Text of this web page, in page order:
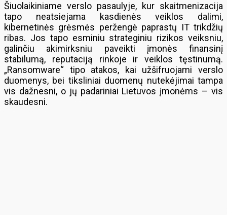
Šiuolaikiniame verslo pasaulyje, kur skaitmenizacija
tapo neatsiejama kasdienės veiklos dalimi,
kibernetinės grėsmės peržengė paprastų IT trikdžių
ribas. Jos tapo esminiu strateginiu rizikos veiksniu,
galinčiu akimirksniu paveikti įmonės finansinį
stabilumą, reputaciją rinkoje ir veiklos tęstinumą.
„Ransomware“ tipo atakos, kai užšifruojami verslo
duomenys, bei tiksliniai duomenų nutekėjimai tampa
vis dažnesni, o jų padariniai Lietuvos įmonėms – vis
skaudesni.